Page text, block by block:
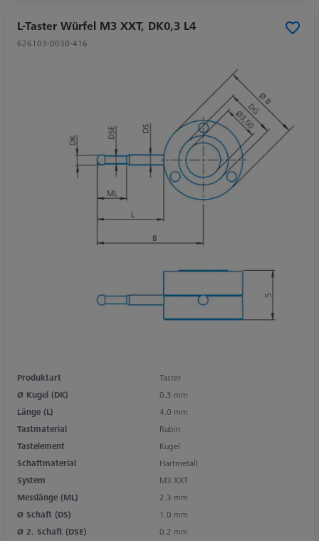
L-Taster Würfel M3 XXT, DK0,3 L4
626103-0030-416
Produktart
Taster
Ø Kugel (DK)
0.3 mm
Länge (L)
4.0 mm
Tastmaterial
Rubin
Tastelement
Kugel
Schaftmaterial
Hartmetall
System
M3 XXT
Messlänge (ML)
2.3 mm
Ø Schaft (DS)
1.0 mm
Ø 2. Schaft (DSE)
0.2 mm